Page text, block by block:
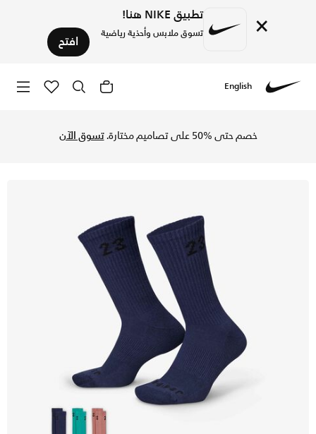
× تطبيق NIKE هنا!
تسوق ملابس وأحذية رياضية افتح
English
خصم حتى %50 على تصاميم مختارة. تسوق الآن